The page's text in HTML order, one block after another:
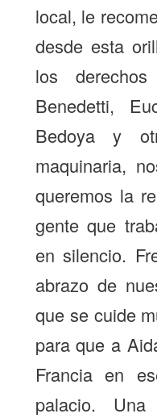
local, le
desde esta
los
Benedetti,
Bedoya y
maquinaria,
queremos la
gente que
en silencio.
abrazo de
que se cuide
para que a
Francia en
palacio. Una